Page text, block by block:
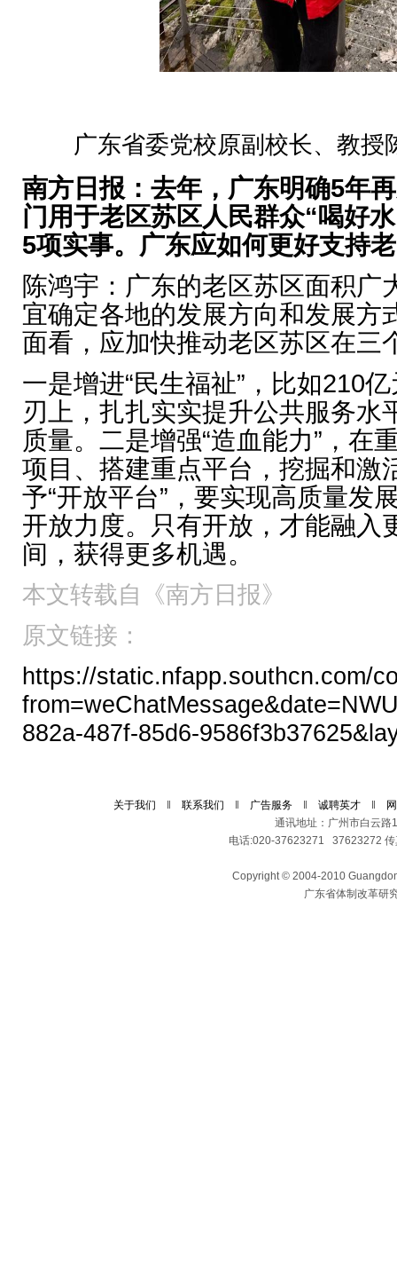
广东省委党校原副校长、教授
南方日报：去年，广东明确5年
门用于老区苏区人民群众“喝好
5项实事。广东应如何更好支持
陈鸿宇：广东的老区苏区面积广
宜确定各地的发展方向和发展方
面看，应加快推动老区苏区在三
一是增进“民生福祉”，比如210
刃上，扎扎实实提升公共服务水
质量。二是增强“造血能力”，在
项目、搭建重点平台，挖掘和激
予“开放平台”，要实现高质量发
开放力度。只有开放，才能融入
间，获得更多机遇。
本文转载自《南方日报》
原文链接：
https://static.nfapp.southcn.com/
882a-487f-85d6-
关于我们 联系我们 广告服务 诚聘英才
通讯地址：广州市白云
电话:020-37623271 37623272
Copyright © 2004-2010
广东省体制改革